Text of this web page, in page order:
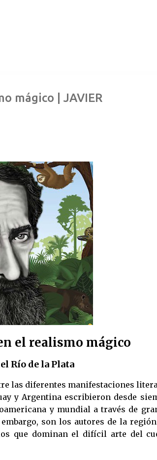
mágico | JAVIER
el realismo mágico
Río de la Plata
las diferentes manifestaciones
y Argentina escribieron desde
y mundial a través de
son los autores de la región
que dominan el difícil arte del